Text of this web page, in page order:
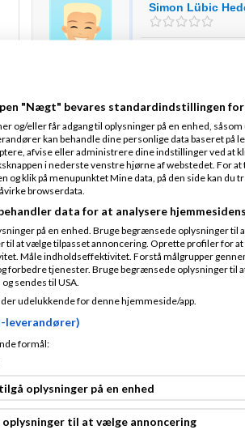
Indlæg ialt:969
Simon Lübic
Telefonen er et
om du må bruge
Generelt kun
glade for at gribe
Nyeste skud på sammen
Fra København
Tilmeldt 30. Jul
07
Indlæg ialt:2196
Flemming Skrevet
Har sendt dig en pb.
Med venlig hilsen
Fra København
Tilmeldt 12. Apr
08
Tak Flemming!
Affiliate Program: Sign op
"Nægt" bevares standardindstillingen
og/eller får adgang til oplysninger på en enhed,
kan behandle dine personlige data baseret på
afvise eller administrere dine indstillinger ved at
i nederste venstre hjørne af webstedet. For
og klik på menupunktet Mine data, på den side kan du
browserdata.
data for at analysere
på en enhed. Bruge begrænsede oplysninger
til at vælge tilpasset annoncering. Oprette profiler for
Måle indholdseffektivitet. Forstå målgrupper
forbedre tjenester. Bruge begrænsede oplysninger til
sendes til USA.
udelukkende for denne hjemmeside/app.
leverandører)
formål:
oplysninger på en enhed
oplysninger til at vælge annoncering